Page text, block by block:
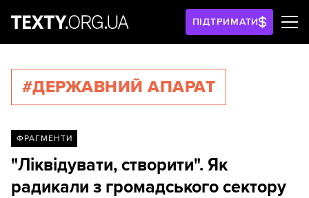
ПІДТРИМАТИ
#ДЕРЖАВНИЙ АПАРАТ
ФРАГМЕНТИ
"Ліквідувати, створити". Як
радикали з громадського сектору